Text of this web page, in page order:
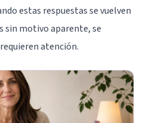
estas respuestas se vuelven
sin motivo aparente, se
atención.